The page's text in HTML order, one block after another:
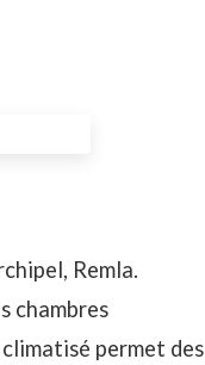
Remla.
chambres
permet des